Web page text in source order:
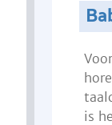
is